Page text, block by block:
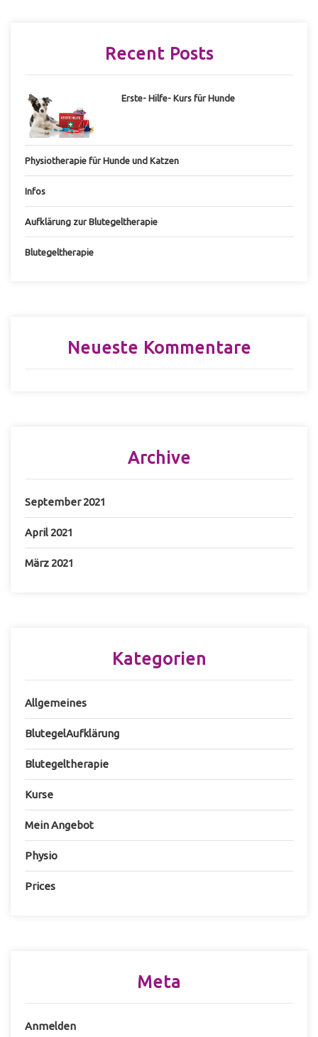
Recent Posts
Erste- Hilfe- Kurs für Hunde
Physiotherapie für Hunde und Katzen
Infos
Aufklärung zur Blutegeltherapie
Blutegeltherapie
Neueste Kommentare
Archive
September 2021
April 2021
März 2021
Kategorien
Allgemeines
BlutegelAufklärung
Blutegeltherapie
Kurse
Mein Angebot
Physio
Prices
Meta
Anmelden